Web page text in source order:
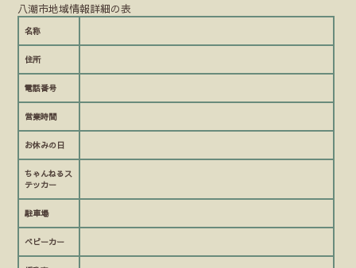
八潮市地域情報詳細の表
名称
住所
電話番号
営業時間
お休みの日
ちゃんねるス
テッカー
駐車場
ベビーカー